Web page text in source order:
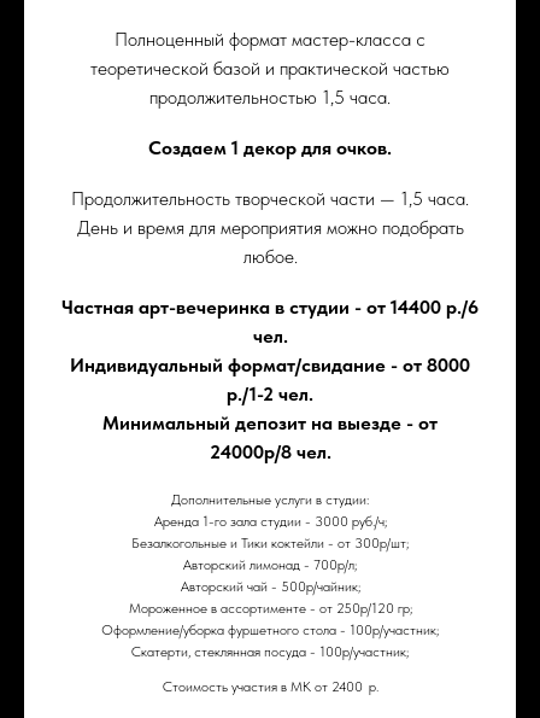
Полноценный формат мастер-класса с
теоретической базой и практической частью
продолжительностью 1,5 часа.
Создаем 1 декор для очков.
Продолжительность творческой части — 1,5 часа.
День и время для мероприятия можно подобрать
любое.
Частная арт-вечеринка в студии - от 14400 р./6
чел.
Индивидуальный формат/свидание - от 8000
р./1-2 чел.
Минимальный депозит на выезде - от
24000р/8 чел.
Дополнительные услуги в студии:
Аренда 1-го зала студии - 3000 руб./ч;
Безалкогольные и Тики коктейли - от 300р/шт;
Авторский лимонад - 700р/л;
Авторский чай - 500р/чайник;
Мороженное в ассортименте - от 250р/120 гр;
Оформление/уборка фуршетного стола - 100р/участник;
Скатерти, стеклянная посуда - 100р/участник;
Стоимость участия в МК от 2400 р.